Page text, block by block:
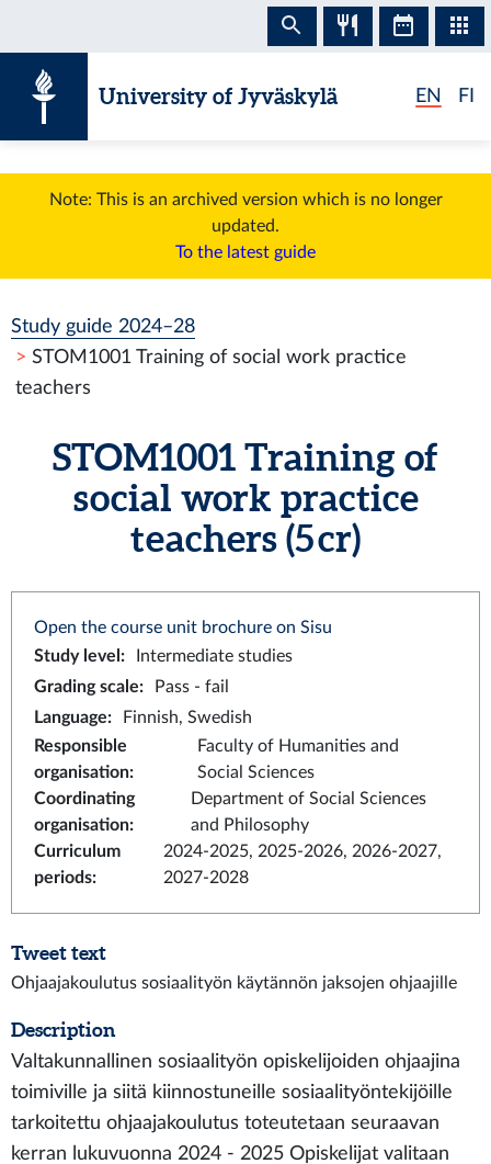
University of Jyväskylä EN FI
Note: This is an archived version which is no longer
updated.
To the latest guide
Study guide 2024–28
STOM1001 Training of social work practice
teachers
STOM1001 Training of
social work practice
teachers (5 cr)
Open the course unit brochure on Sisu
Study level :
Intermediate studies
Grading scale:
Pass - fail
Language:
Finnish, Swedish
Responsible
organisation:
Faculty of Humanities and
Social Sciences
Coordinating
organisation:
Department of Social Sciences
and Philosophy
Curriculum
periods:
2024-2025, 2025-2026, 2026-2027,
2027-2028
Tweet text
Ohjaajakoulutus sosiaalityön käytännön jaksojen ohjaajille
Description
Valtakunnallinen sosiaalityön opiskelijoiden ohjaajina
toimiville ja siitä kiinnostuneille sosiaalityöntekijöille
tarkoitettu ohjaajakoulutus toteutetaan seuraavan
kerran lukuvuonna 2024 - 2025 Opiskelijat valitaan